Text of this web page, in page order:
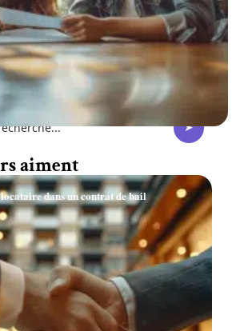
aiment
dans un contrat de bail